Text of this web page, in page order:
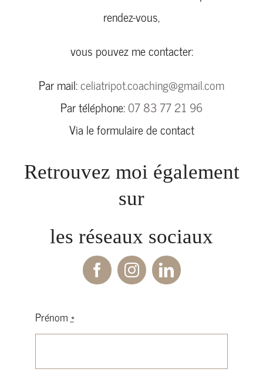
rendez-vous,
vous pouvez me contacter:
Par mail:celiatripot.coaching@gmail.com
Par téléphone:07 83 77 21 96
Via le formulaire de contact
Retrouvez moi également
sur
les réseaux sociaux
Prénom*